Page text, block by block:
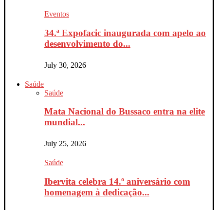
Eventos
34.ª Expofacic inaugurada com apelo ao
desenvolvimento do...
July 30, 2026
Saúde
Saúde
Mata Nacional do Bussaco entra na elite
mundial...
July 25, 2026
Saúde
Ibervita celebra 14.º aniversário com
homenagem à dedicação...